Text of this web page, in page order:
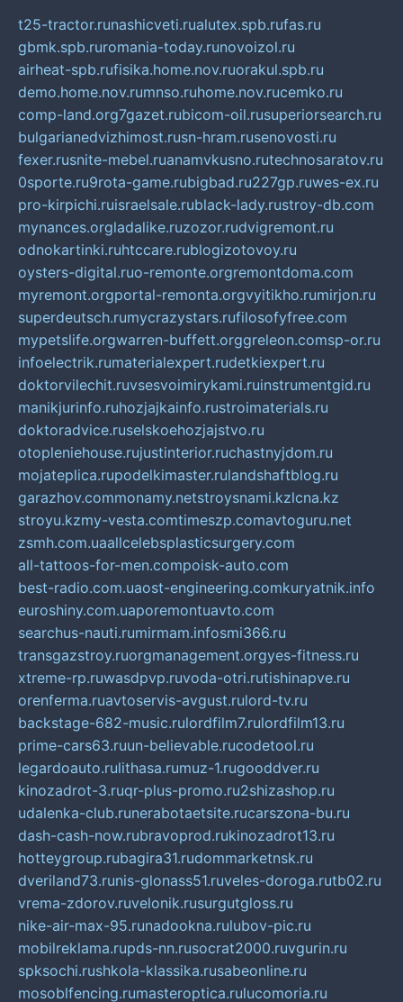
t25-tractor.runashicveti.rualutex.spb.rufas.ru
gbmk.spb.ruromania-today.runovoizol.ru
airheat-spb.rufisika.home.nov.ruorakul.spb.ru
demo.home.nov.rumnso.ruhome.nov.rucemko.ru
comp-land.org7gazet.rubicom-oil.rusuperiorsearch.ru
bulgarianedvizhimost.rusn-hram.rusenovosti.ru
fexer.rusnite-mebel.ruanamvkusno.rutechnosaratov.ru
0sporte.ru9rota-game.rubigbad.ru227gp.ruwes-ex.ru
pro-kirpichi.ruisraelsale.rublack-lady.rustroy-db.com
mynances.orgladalike.ruzozor.rudvigremont.ru
odnokartinki.ruhtccare.rublogizotovoy.ru
oysters-digital.ruo-remonte.orgremontdoma.com
myremont.orgportal-remonta.orgvyitikho.rumirjon.ru
superdeutsch.rumycrazystars.rufilosofyfree.com
mypetslife.orgwarren-buffett.orggreleon.comsp-or.ru
infoelectrik.rumaterialexpert.rudetkiexpert.ru
doktorvilechit.ruvsesvoimirykami.ruinstrumentgid.ru
manikjurinfo.ruhozjajkainfo.rustroimaterials.ru
doktoradvice.ruselskoehozjajstvo.ru
otopleniehouse.rujustinterior.ruchastnyjdom.ru
mojateplica.rupodelkimaster.rulandshaftblog.ru
garazhov.commonamy.netstroysnami.kzlcna.kz
stroyu.kzmy-vesta.comtimeszp.comavtoguru.net
zsmh.com.uaallcelebsplasticsurgery.com
all-tattoos-for-men.compoisk-auto.com
best-radio.com.uaost-engineering.comkuryatnik.info
euroshiny.com.uaporemontuavto.com
searchus-nauti.rumirmam.infosmi366.ru
transgazstroy.ruorgmanagement.orgyes-fitness.ru
xtreme-rp.ruwasdpvp.ruvoda-otri.rutishinapve.ru
orenferma.ruavtoservis-avgust.rulord-tv.ru
backstage-682-music.rulordfilm7.rulordfilm13.ru
prime-cars63.ruun-believable.rucodetool.ru
legardoauto.rulithasa.rumuz-1.rugooddver.ru
kinozadrot-3.ruqr-plus-promo.ru2shizashop.ru
udalenka-club.runerabotaetsite.rucarszona-bu.ru
dash-cash-now.rubravoprod.rukinozadrot13.ru
hotteygroup.rubagira31.rudommarketnsk.ru
dveriland73.runis-glonass51.ruveles-doroga.rutb02.ru
vrema-zdorov.ruvelonik.rusurgutgloss.ru
nike-air-max-95.runadookna.rulubov-pic.ru
mobilreklama.rupds-nn.rusocrat2000.ruvgurin.ru
spksochi.rushkola-klassika.rusabeonline.ru
mosoblfencing.rumasteroptica.rulucomoria.ru